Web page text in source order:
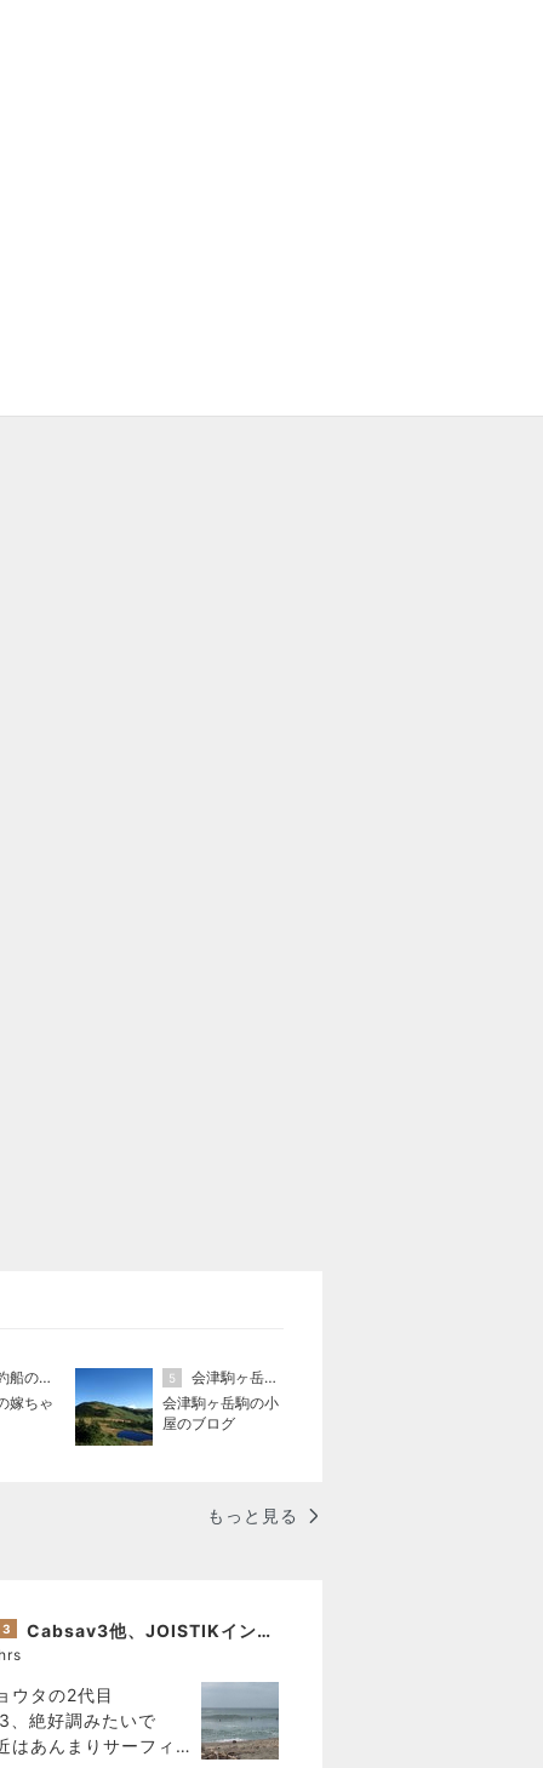
谷口釣船の嫁ちゃん
嫁ちゃ
5
会津駒ヶ岳駒の小屋
会津駒ヶ岳駒の小
屋のブログ
もっと見る
3 Cabsav3他、JOISTIKインプレッション！
hrs
ウタの2代目
絶好調みたいで
はあんまりサーフィ